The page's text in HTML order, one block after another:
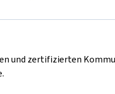
und zertifizierten